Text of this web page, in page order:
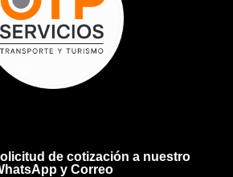
de cotización a nuestro
y Correo